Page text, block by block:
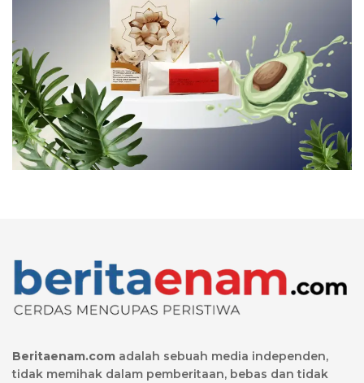
Beritaenam.com adalah sebuah media independen,
tidak memihak dalam pemberitaan, bebas dan tidak